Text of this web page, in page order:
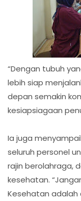
“Dengan tubuh
lebih siap
depan semakin
kesiapsiagaan
Ia juga
seluruh personel
rajin berolahraga,
kesehatan.
Kesehatan